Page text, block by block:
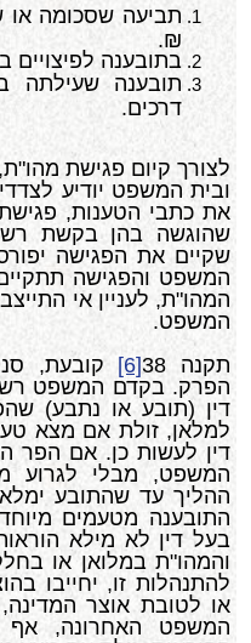
₪.
בתובענה לפיצויים
תובענה שעילתה
דרכים.
לצורך קיום פגישת
ובית המשפט יודיע
את כתבי הטענות,
שהוגשה בהן בקשת
שקיים את הפגישה
המשפט והפגישה
המהו"ת, לעניין אי
המשפט.
תקנה 38
[6] קובעת,
הפרק. בקדם המשפט
למלאן, זולת אם מצא
דין לעשות כן. אם הפר
המשפט, מבלי לגרוע
ההליך עד שהתובע
התובענה מטעמים
בעל דין לא מילא
והמהו"ת במלואן או
להתנהלות זו, יחייבו
או לטובת אוצר
המשפט האחרונה,